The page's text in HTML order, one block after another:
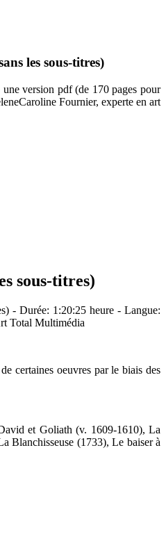
les sous-titres)
version pdf (de 170 pages pour
Fournier, experte en art
sous-titres)
- Durée: 1:20:25 heure - Langue:
Total Multimédia
certaines oeuvres par le biais des
et Goliath (v. 1609-1610), La
Blanchisseuse (1733), Le baiser à